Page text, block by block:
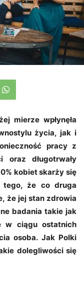
mierze wpłynęła
życia, jak i
pracy z
oraz długotrwały
kobiet skarży się
tego, że co druga
że jej stan zdrowia
badania takie jak
w ciągu ostatnich
osoba. Jak Polki
dolegliwości się